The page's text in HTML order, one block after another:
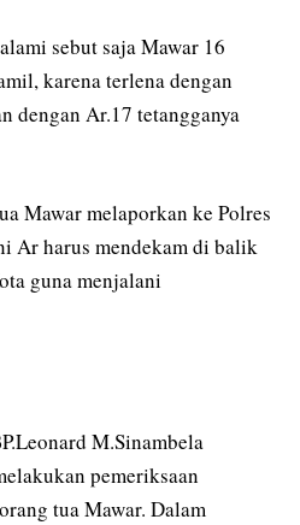
sebut saja Mawar 16
karena terlena dengan
dengan Ar.17 tetangganya
Mawar melaporkan ke Polres
Ar harus mendekam di balik
guna menjalani
M.Sinambela
pemeriksaan
tua Mawar. Dalam